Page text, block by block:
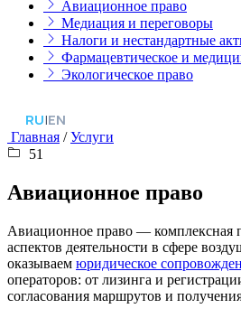
Авиационное право
Медиация и переговоры
Налоги и нестандартные
Фармацевтическое и
Экологическое право
RU|EN
Главная /Услуги
51
Авиационное право
Авиационное право — комплексная
аспектов деятельности в сфере
оказываем юридическое
операторов: от лизинга и
согласования маршрутов и